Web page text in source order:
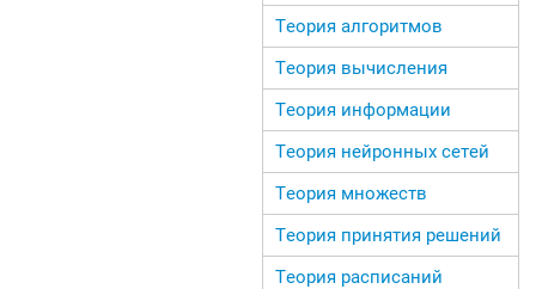
Теория алгоритмов
Теория вычисления
Теория информации
Теория нейронных сетей
Теория множеств
Теория принятия решений
Теория расписаний